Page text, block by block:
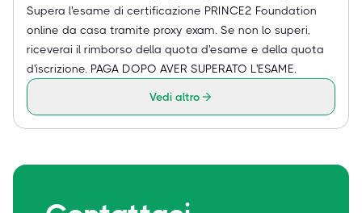
Supera l'esame di certificazione PRINCE2 Foundation
online da casa tramite proxy exam. Se non lo superi,
riceverai il rimborso della quota d'esame e della quota
d'iscrizione. PAGA DOPO AVER SUPERATO L'ESAME.
Vedi altro